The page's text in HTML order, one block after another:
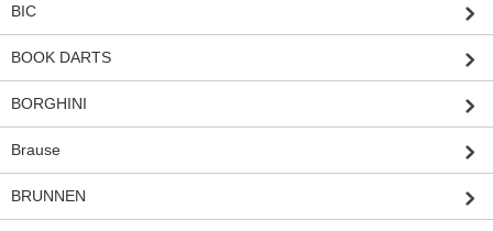
BIC
BOOK DARTS
BORGHINI
Brause
BRUNNEN